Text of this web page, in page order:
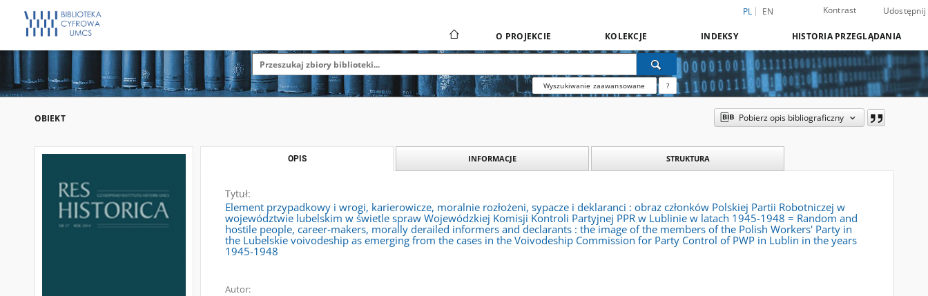
PL EN Kontrast Udostępnij
O PROJEKCIE KOLEKCJE INDEKSY HISTORIA PRZEGLĄDANIA
Wyszukiwanie zaawansowane ?
OBIEKT Pobierz opis bibliograficzny
OPIS INFORMACJE STRUKTURA
Tytuł:
Element przypadkowy i wrogi, karierowicze, moralnie rozłożeni, sypacze i deklaranci : obraz członków Polskiej Partii Robotniczej w
województwie lubelskim w świetle spraw Wojewódzkiej Komisji Kontroli Partyjnej PPR w Lublinie w latach 1945-1948 = Random and
hostile people, career-makers, morally derailed informers and declarants : the image of the members of the Polish Workers' Party in
the Lubelskie voivodeship as emerging from the cases in the Voivodeship Commission for Party Control of PWP in Lublin in the years
1945-1948
Autor: